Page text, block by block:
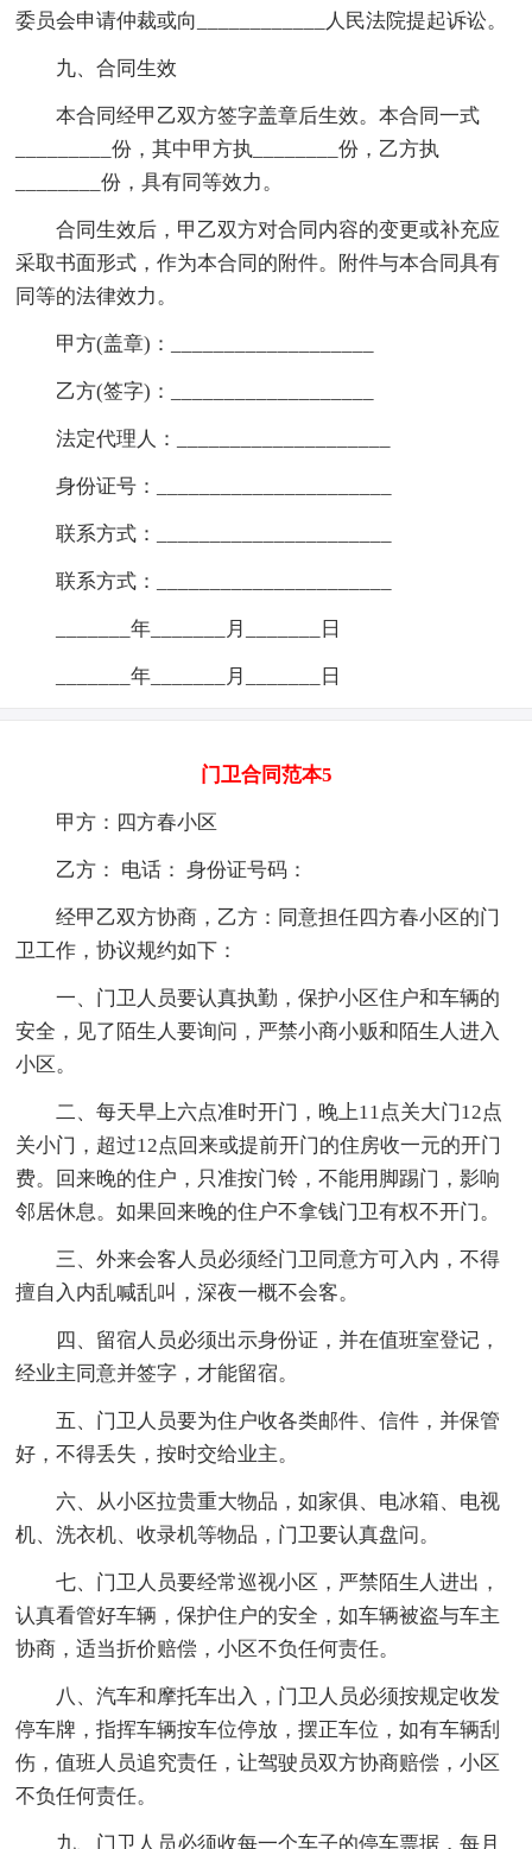
委员会申请仲裁或向____________人民法院提起诉讼。
九、合同生效
本合同经甲乙双方签字盖章后生效。本合同一式
_________份，其中甲方执________份，乙方执
________份，具有同等效力。
合同生效后，甲乙双方对合同内容的变更或补充应
采取书面形式，作为本合同的附件。附件与本合同具有
同等的法律效力。
甲方(盖章)：___________________
乙方(签字)：___________________
法定代理人：____________________
身份证号：______________________
联系方式：______________________
联系方式：______________________
_______年_______月_______日
_______年_______月_______日
门卫合同范本5
甲方：四方春小区
乙方： 电话： 身份证号码：
经甲乙双方协商，乙方：同意担任四方春小区的门
卫工作，协议规约如下：
一、门卫人员要认真执勤，保护小区住户和车辆的
安全，见了陌生人要询问，严禁小商小贩和陌生人进入
小区。
二、每天早上六点准时开门，晚上11点关大门12点
关小门，超过12点回来或提前开门的住房收一元的开门
费。回来晚的住户，只准按门铃，不能用脚踢门，影响
邻居休息。如果回来晚的住户不拿钱门卫有权不开门。
三、外来会客人员必须经门卫同意方可入内，不得
擅自入内乱喊乱叫，深夜一概不会客。
四、留宿人员必须出示身份证，并在值班室登记，
经业主同意并签字，才能留宿。
五、门卫人员要为住户收各类邮件、信件，并保管
好，不得丢失，按时交给业主。
六、从小区拉贵重大物品，如家俱、电冰箱、电视
机、洗衣机、收录机等物品，门卫要认真盘问。
七、门卫人员要经常巡视小区，严禁陌生人进出，
认真看管好车辆，保护住户的安全，如车辆被盗与车主
协商，适当折价赔偿，小区不负任何责任。
八、汽车和摩托车出入，门卫人员必须按规定收发
停车牌，指挥车辆按车位停放，摆正车位，如有车辆刮
伤，值班人员追究责任，让驾驶员双方协商赔偿，小区
不负任何责任。
九、门卫人员必须收每一个车子的停车票据，每月